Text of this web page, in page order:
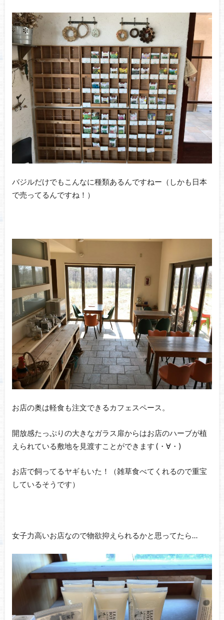
バジルだけでもこんなに種類あるんですねー（しかも日本
で売ってるんですね！）
お店の奥は軽食も注文できるカフェスペース。
開放感たっぷりの大きなガラス扉からはお店のハーブが植
えられている敷地を見渡すことができます (・∀・)
お店で飼ってるヤギもいた！（雑草食べてくれるので重宝
しているそうです）
女子力高いお店なので物欲抑えられるかと思ってたら…